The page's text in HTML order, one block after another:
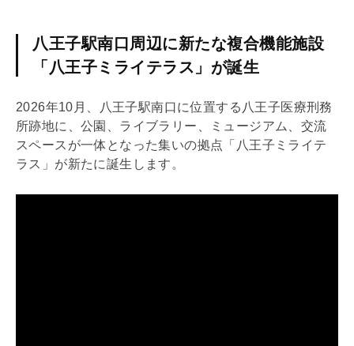
八王子駅南口周辺に新たな複合機能施設
「八王子ミライテラス」が誕生
2026年10月、八王子駅南口に位置する八王子医療刑務
所跡地に、公園、ライブラリー、ミュージアム、交流
スペースが一体となった集いの拠点「八王子ミライテ
ラス」が新たに誕生します。